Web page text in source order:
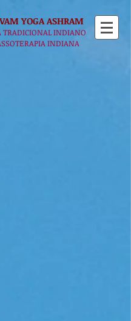
YOGA​ ASHRAM
TRADICIONAL INDIANO
INDIANA